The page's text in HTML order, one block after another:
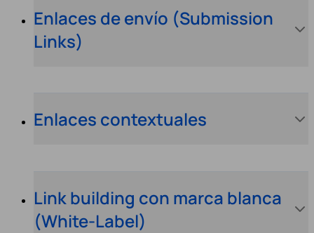
Enlaces de envío (Submission
Links)
Enlaces contextuales
Link building con marca blanca
(White-Label)